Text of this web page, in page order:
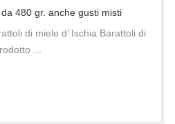
480 gr. anche gusti misti
di miele d’ Ischia Barattoli di
...